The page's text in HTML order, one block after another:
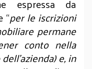
espressa da
“per le iscrizioni
permane
conto nella
e, in